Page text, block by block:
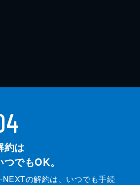
約は
つでもOK。
NEXTの解約は、いつでも手続